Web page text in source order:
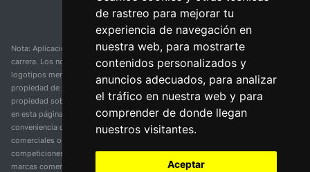
de rastreo para mejorar tu
experiencia de navegación en
nuestra web, para mostrarte
contenidos personalizados y
anuncios adecuados, para analizar
el tráfico en nuestra web y para
comprender de donde llegan
nuestros visitantes.
Aceptar
Nota: Aplicación y web no oficial y no relacionada con ninguna organización o
carrera. Los nombres de equipos, competiciones, marcas comerciales y
logotipos mencionados en esta página de resultados de ciclismo son
propiedad de sus respectivos dueños. No tenemos afiliación, patrocinio ni
propiedad sobre estas marcas comerciales. Toda la información proporcionada
en esta página se presenta únicamente con fines informativos y para la
conveniencia de nuestros usuarios. Cualquier uso de nombres, marcas
comerciales o logotipos tiene el único propósito de identificar equipos y
competiciones y no implica asociación o respaldo. Todos los derechos de las
marcas comerciales mencionadas aquí pertenecen a sus propietarios legítimos.